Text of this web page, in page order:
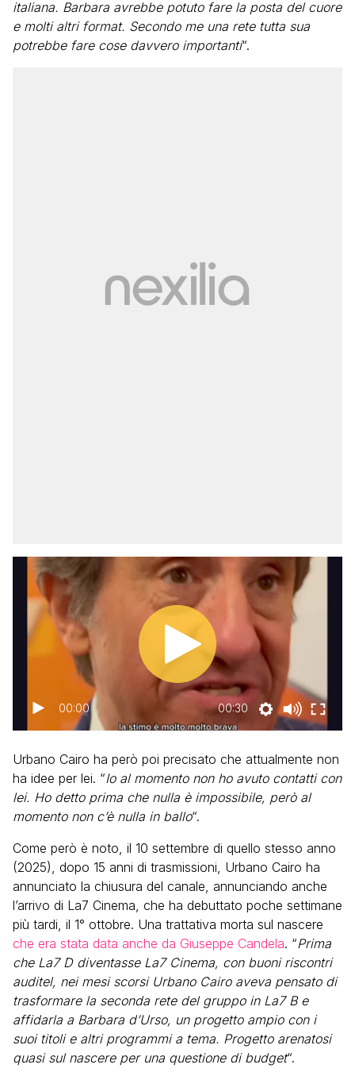
italiana. Barbara avrebbe potuto fare la posta del cuore
e molti altri format. Secondo me una rete tutta sua
potrebbe fare cose davvero importanti“.
00:00 00:30
Urbano Cairo ha però poi precisato che attualmente non
ha idee per lei. “Io al momento non ho avuto contatti con
lei. Ho detto prima che nulla è impossibile, però al
momento non c’è nulla in ballo“.
Come però è noto, il 10 settembre di quello stesso anno
(2025), dopo 15 anni di trasmissioni, Urbano Cairo ha
annunciato la chiusura del canale, annunciando anche
l’arrivo di La7 Cinema, che ha debuttato poche settimane
più tardi, il 1° ottobre. Una trattativa morta sul nascere
che era stata data anche da Giuseppe Candela. “Prima
che La7 D diventasse La7 Cinema, con buoni riscontri
auditel, nei mesi scorsi Urbano Cairo aveva pensato di
trasformare la seconda rete del gruppo in La7 B e
affidarla a Barbara d’Urso, un progetto ampio con i
suoi titoli e altri programmi a tema. Progetto arenatosi
quasi sul nascere per una questione di budget“.